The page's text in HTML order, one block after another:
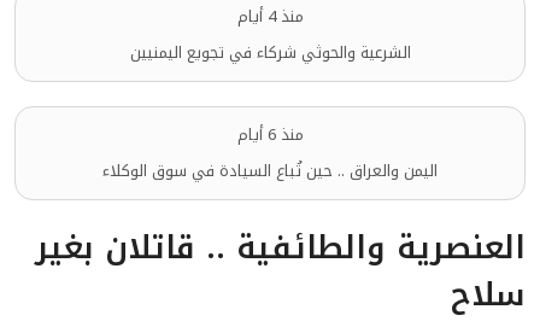
منذ 4 أيام
الشرعية والحوثي شركاء في تجويع اليمنيين
منذ 6 أيام
اليمن والعراق .. حين تُباع السيادة في سوق الوكلاء
العنصرية والطائفية .. قاتلان بغير
سلاح